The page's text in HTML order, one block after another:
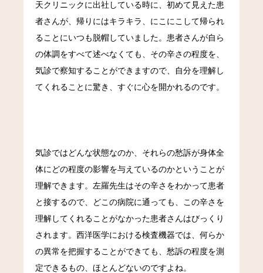
天クリニックに出社している時に、初めて見えた患
者さんが、帰りにはキラキラ、にこにこして帰られ
ることにいつも脱帽していました。患者さんが自ら
の体調をすべて述べなくても、その辛さの程度を、
気診で察知することができますので、自分を理解し
てくれることに驚き、すぐに心を開かれるのです。
気診ではどんな状態なのか、それらの愁訴が身体全
体にどの程度の影響を与えているのかということが
理解できます。左羅先生はその辛さをわかって患者
と接するので、どこの病院に通っても、この辛さを
理解してくれることがなかった患者さんはびっくり
されます。西洋医学における検査機器では、何らか
の異常を把握することができても、愁訴の程度を測
定できるもの、ほとんどないのですよね。